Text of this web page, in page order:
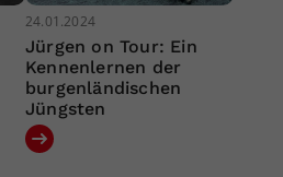
24.01.2024
Jürgen on Tour: Ein
Kennenlernen der
burgenländischen
Jüngsten